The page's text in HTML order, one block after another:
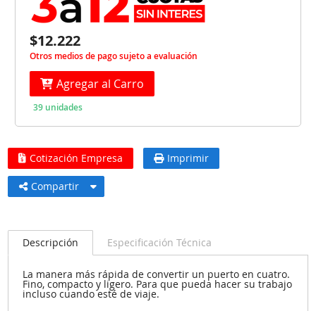
$12.222
Otros medios de pago sujeto a evaluación
Agregar al Carro
39 unidades
Cotización Empresa Imprimir
Compartir
Descripción Especificación Técnica
La manera más rápida de convertir un puerto en cuatro.
Fino, compacto y ligero. Para que pueda hacer su trabajo
incluso cuando esté de viaje.